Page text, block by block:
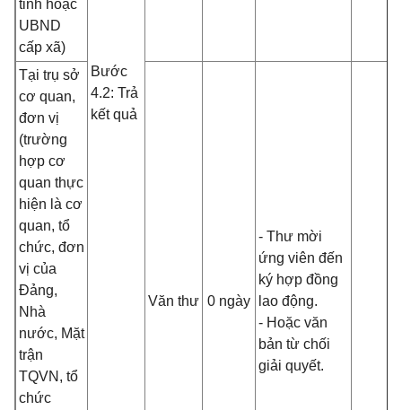
tỉnh hoặc
UBND
cấp xã)
Bước
4.2: Trả
kết quả
Tại trụ sở
cơ quan,
đơn vị
(trường
hợp cơ
quan thực
hiện là cơ
quan, tổ
chức, đơn
vị của
Đảng,
Nhà
nước, Mặt
trận
TQVN, tổ
chức
Văn thư 0 ngày
- Thư mời
ứng viên đến
ký hợp đồng
lao động.
- Hoặc văn
bản từ chối
giải quyết.